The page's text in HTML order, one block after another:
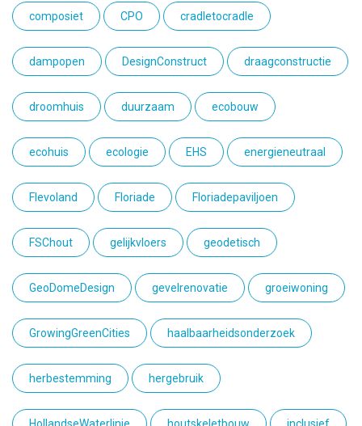
composiet CPO cradletocradle
dampopen DesignConstruct draagconstructie
droomhuis duurzaam ecobouw
ecohuis ecologie EHS energieneutraal
Flevoland Floriade Floriadepaviljoen
FSChout gelijkvloers geodetisch
GeoDomeDesign gevelrenovatie groeiwoning
GrowingGreenCities haalbaarheidsonderzoek
herbestemming hergebruik